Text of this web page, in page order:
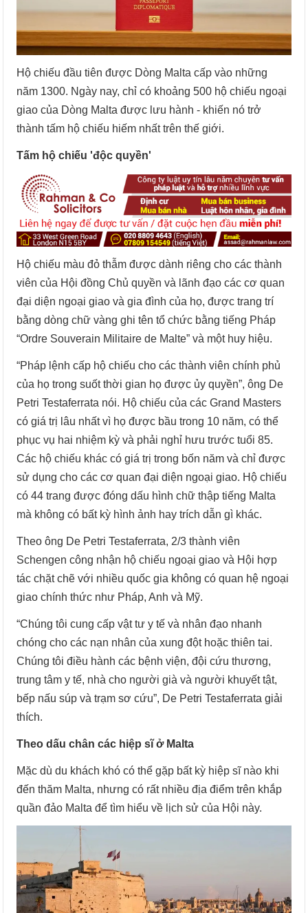
Hộ chiếu đầu tiên được Dòng Malta cấp vào những
năm 1300. Ngày nay, chỉ có khoảng 500 hộ chiếu ngoại
giao của Dòng Malta được lưu hành - khiến nó trở
thành tấm hộ chiếu hiếm nhất trên thế giới.
Tấm hộ chiếu 'độc quyền'
Hộ chiếu màu đỏ thẫm được dành riêng cho các thành
viên của Hội đồng Chủ quyền và lãnh đạo các cơ quan
đại diện ngoại giao và gia đình của họ, được trang trí
bằng dòng chữ vàng ghi tên tổ chức bằng tiếng Pháp
“Ordre Souverain Militaire de Malte” và một huy hiệu.
“Pháp lệnh cấp hộ chiếu cho các thành viên chính phủ
của họ trong suốt thời gian họ được ủy quyền”, ông De
Petri Testaferrata nói. Hộ chiếu của các Grand Masters
có giá trị lâu nhất vì họ được bầu trong 10 năm, có thể
phục vụ hai nhiệm kỳ và phải nghỉ hưu trước tuổi 85.
Các hộ chiếu khác có giá trị trong bốn năm và chỉ được
sử dụng cho các cơ quan đại diện ngoại giao. Hộ chiếu
có 44 trang được đóng dấu hình chữ thập tiếng Malta
mà không có bất kỳ hình ảnh hay trích dẫn gì khác.
Theo ông De Petri Testaferrata, 2/3 thành viên
Schengen công nhận hộ chiếu ngoại giao và Hội hợp
tác chặt chẽ với nhiều quốc gia không có quan hệ ngoại
giao chính thức như Pháp, Anh và Mỹ.
“Chúng tôi cung cấp vật tư y tế và nhân đạo nhanh
chóng cho các nạn nhân của xung đột hoặc thiên tai.
Chúng tôi điều hành các bệnh viện, đội cứu thương,
trung tâm y tế, nhà cho người già và người khuyết tật,
bếp nấu súp và trạm sơ cứu”, De Petri Testaferrata giải
thích.
Theo dấu chân các hiệp sĩ ở Malta
Mặc dù du khách khó có thể gặp bất kỳ hiệp sĩ nào khi
đến thăm Malta, nhưng có rất nhiều địa điểm trên khắp
quần đảo Malta để tìm hiểu về lịch sử của Hội này.